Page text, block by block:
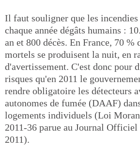
Il faut souligner que les
chaque année dégâts humains :
an et 800 décès. En France, 70 %
mortels se produisent la nuit, en
d'avertissement. C'est donc pour
risques qu'en 2011 le
rendre obligatoire les détecteurs
autonomes de fumée (DAAF)
logements individuels (Loi
2011-36 parue au Journal
2011).